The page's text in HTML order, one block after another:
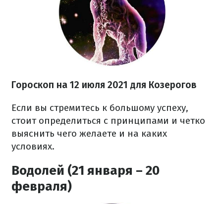
Гороскоп на 12 июля 2021 для Козерогов
Если вы стремитесь к большому успеху,
стоит определиться с принципами и четко
выяснить чего желаете и на каких
условиях.
Водолей (21 января – 20
февраля)